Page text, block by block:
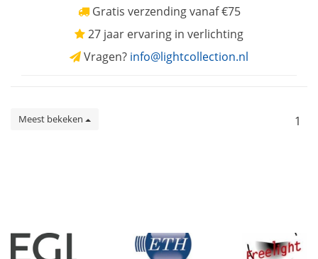
Gratis verzending vanaf €75
27 jaar ervaring in verlichting
Vragen? info@lightcollection.nl
Meest bekeken 1